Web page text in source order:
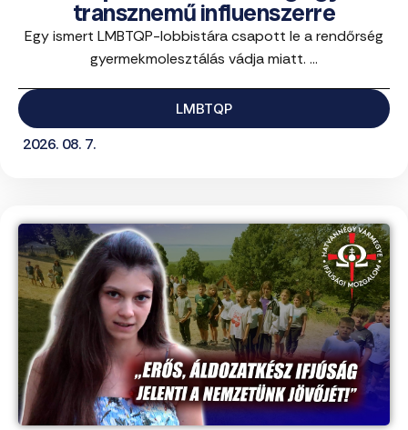
transznemű influenszerre
Egy ismert LMBTQP-lobbistára csapott le a rendőrség
gyermekmolesztálás vádja miatt. ...
LMBTQP
2026. 08. 7.